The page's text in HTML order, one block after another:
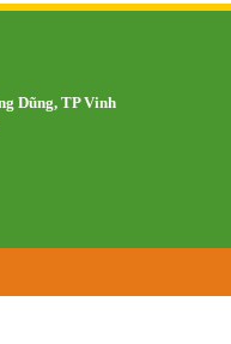
Dũng, TP Vinh